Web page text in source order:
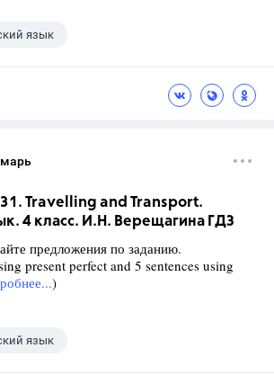
язык
31. Travelling and Transport.
4 класс. И.Н. Верещагина ГДЗ
предложения по заданию.
present perfect and 5 sentences using
)
язык